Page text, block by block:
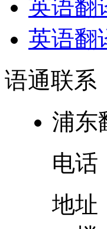
英语翻
英语翻
语通联系
浦东
电话
地址